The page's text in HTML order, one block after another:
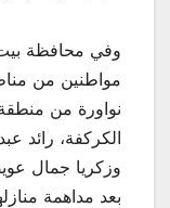
وفي محافظة بيت
مواطنين من
نواورة من
الكركفة، رائد
وزكريا جمال
بعد مداهمة